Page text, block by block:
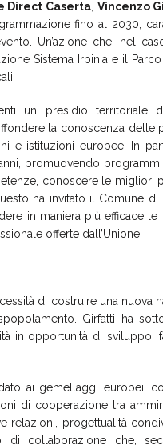
Direct Caserta Vincenzo
fino al 2030,
Un’azione che, nel
Sistema Irpinia e il
un presidio territoriale
la conoscenza delle
e istituzioni europee. In
promuovendo
conoscere le migliori
ha invitato il Comune di
in maniera più efficace
offerte dall’Unione.
di costruire una nuova
Girfatti ha
in opportunità di sviluppo,
ai gemellaggi europei,
di cooperazione tra
relazioni, progettualità
collaborazione che,